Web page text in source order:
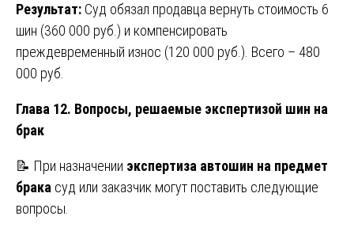
Результат: Суд обязал продавца вернуть стоимость 6
шин (360 000 руб.) и компенсировать
преждевременный износ (120 000 руб.). Всего – 480
000 руб.
Глава 12. Вопросы, решаемые экспертизой шин на
брак
📝 При назначении экспертиза автошин на предмет
брака суд или заказчик могут поставить следующие
вопросы.